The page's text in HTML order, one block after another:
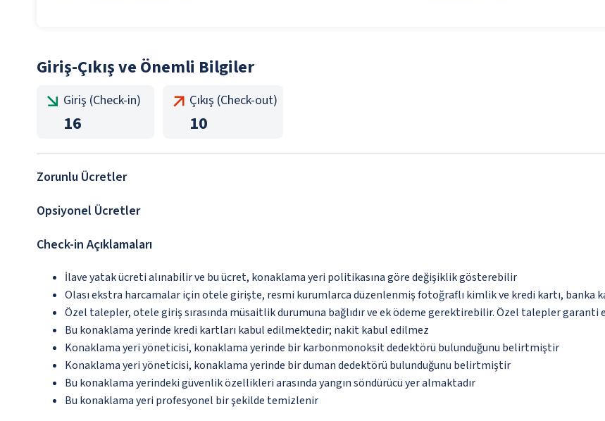
Giriş-Çıkış ve Önemli Bilgiler
Giriş (Check-in)
16
Çıkış (Check-out)
10
Zorunlu Ücretler
Opsiyonel Ücretler
Check-in Açıklamaları
İlave yatak ücreti alınabilir ve bu ücret, konaklama yeri politikasına göre değişiklik gösterebilir
Olası ekstra harcamalar için otele girişte, resmi kurumlarca düzenlenmiş fotoğraflı kimlik ve kredi kartı, banka
Özel talepler, otele giriş sırasında müsaitlik durumuna bağlıdır ve ek ödeme gerektirebilir. Özel talepler garanti
Bu konaklama yerinde kredi kartları kabul edilmektedir; nakit kabul edilmez
Konaklama yeri yöneticisi, konaklama yerinde bir karbonmonoksit dedektörü bulunduğunu belirtmiştir
Konaklama yeri yöneticisi, konaklama yerinde bir duman dedektörü bulunduğunu belirtmiştir
Bu konaklama yerindeki güvenlik özellikleri arasında yangın söndürücü yer almaktadır
Bu konaklama yeri profesyonel bir şekilde temizlenir